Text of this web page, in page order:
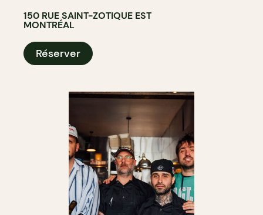
150 RUE SAINT-ZOTIQUE EST
MONTRÉAL
Réserver